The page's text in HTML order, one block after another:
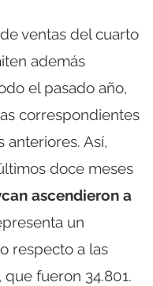
ventas del cuarto
además
el pasado año,
correspondientes
anteriores. Así,
doce meses
ascendieron a
un
respecto a las
fueron 34.801.